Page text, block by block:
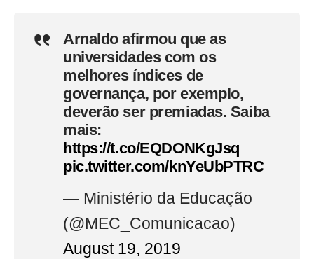
Arnaldo afirmou que as
universidades com os
melhores índices de
governança, por exemplo,
deverão ser premiadas. Saiba
mais:
https://t.co/EQDONKgJsq
pic.twitter.com/knYeUbPTRC
— Ministério da Educação
(@MEC_Comunicacao)
August 19, 2019